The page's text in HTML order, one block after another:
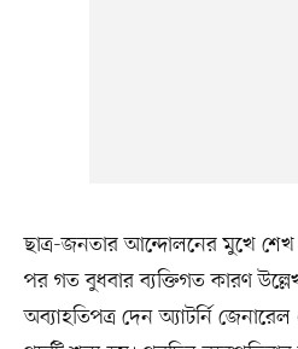
ছাত্র-জনতার আন্দোলনের মুখে শেখ
পর গত বুধবার ব্যক্তিগত কারণ
অব্যাহতিপত্র দেন অ্যাটর্নি